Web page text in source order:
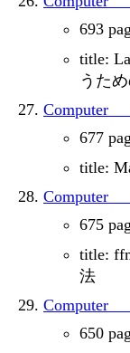
693
title:
うた
677
title:
675
title:
法
650